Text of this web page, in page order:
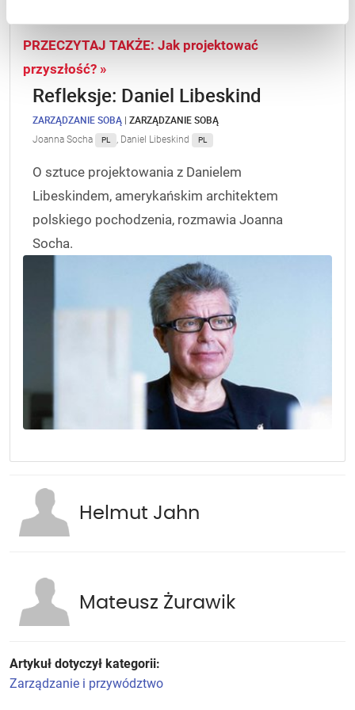
PRZECZYTAJ TAKŻE: Jak projektować
przyszłość? »
Refleksje: Daniel Libeskind
ZARZĄDZANIE SOBĄ | ZARZĄDZANIE SOBĄ
Joanna Socha PL , Daniel Libeskind PL
O sztuce projektowania z Danielem
Libeskindem, amerykańskim architektem
polskiego pochodzenia, rozmawia Joanna
Socha.
Helmut Jahn
Mateusz Żurawik
Artykuł dotyczył kategorii:
Zarządzanie i przywództwo